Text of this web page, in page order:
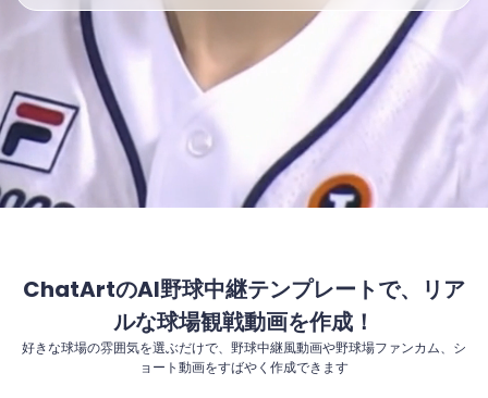
ChatArtのAI野球中継テンプレートで、リア
ルな球場観戦動画を作成！
好きな球場の雰囲気を選ぶだけで、野球中継風動画や野球場ファンカム、シ
ョート動画をすばやく作成できます